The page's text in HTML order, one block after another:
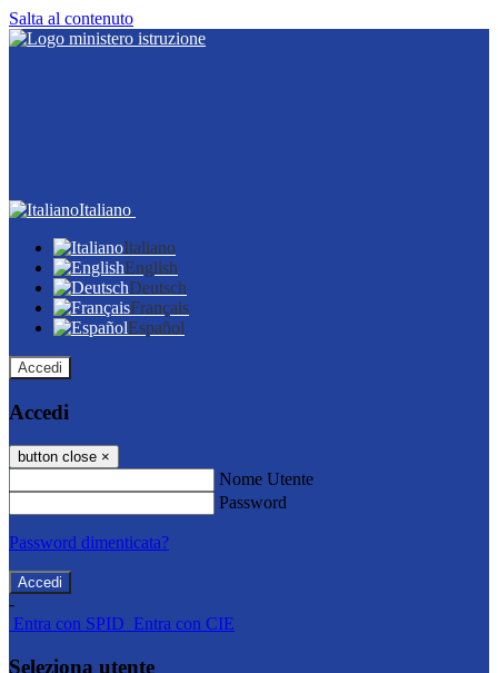
Salta al contenuto
Italiano
Italiano
English
Deutsch
Français
Español
Accedi
Accedi
button close ×
Nome Utente
Password
Password dimenticata?
-
Entra con SPID Entra con CIE
Seleziona utente